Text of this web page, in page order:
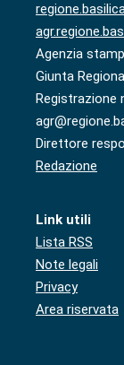
Agenzia
Giunta
Registrazione
Direttore
Redazione
Link utili
Lista RSS
Note legali
Privacy
Area riservata